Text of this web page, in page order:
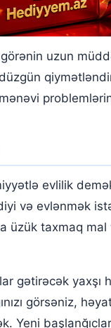
uzun
evlilik
və evlənmək
üzük taxmaq mal
gətirəcək yaxşı
görsəniz,
Yeni